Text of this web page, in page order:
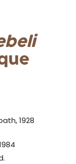
1928